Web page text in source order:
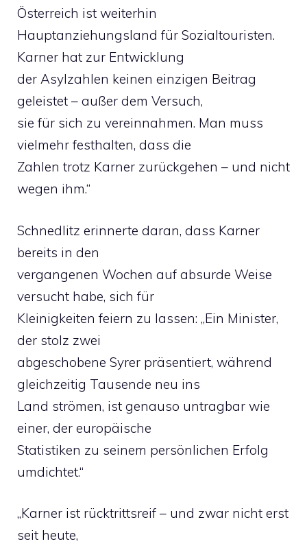
Österreich ist weiterhin
Hauptanziehungsland für Sozialtouristen.
Karner hat zur Entwicklung
der Asylzahlen keinen einzigen Beitrag
geleistet – außer dem Versuch,
sie für sich zu vereinnahmen. Man muss
vielmehr festhalten, dass die
Zahlen trotz Karner zurückgehen – und nicht
wegen ihm.“
Schnedlitz erinnerte daran, dass Karner
bereits in den
vergangenen Wochen auf absurde Weise
versucht habe, sich für
Kleinigkeiten feiern zu lassen: „Ein Minister,
der stolz zwei
abgeschobene Syrer präsentiert, während
gleichzeitig Tausende neu ins
Land strömen, ist genauso untragbar wie
einer, der europäische
Statistiken zu seinem persönlichen Erfolg
umdichtet.“
„Karner ist rücktrittsreif – und zwar nicht erst
seit heute,